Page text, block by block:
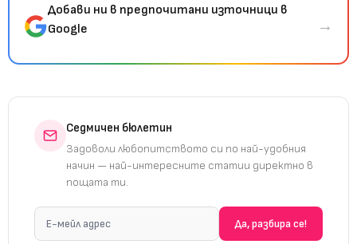
Добави ни в предпочитани източници в
Google
→
Седмичен бюлетин
Задоволи любопитството си по най-удобния
начин — най-интересните статии директно в
пощата ти.